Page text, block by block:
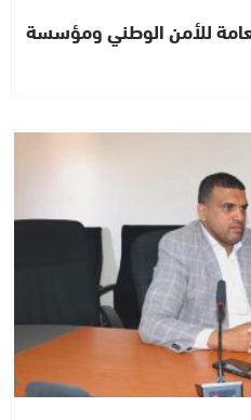
للأمن الوطني ومؤسسة